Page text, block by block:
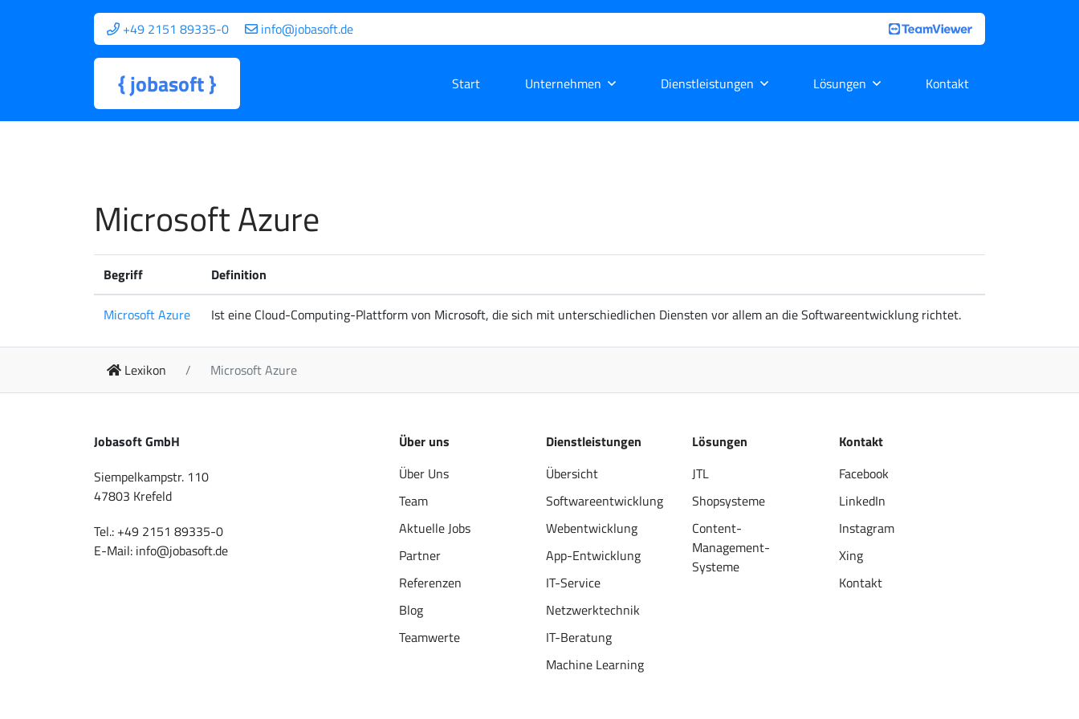
+49 2151 89335-0 info@jobasoft.de
{jobasoft} Start Unternehmen Dienstleistungen Lösungen Kontakt
Microsoft Azure
Begriff Definition
Microsoft Azure Ist eine Cloud-Computing-Plattform von Microsoft, die sich mit unterschiedlichen Diensten vor allem an die Softwareentwicklung richtet.
Lexikon Microsoft Azure
Jobasoft GmbH
Siempelkampstr. 110
47803 Krefeld
Tel.: +49 2151 89335-0
E-Mail: info@jobasoft.de
Über uns
Über Uns
Team
Aktuelle Jobs
Partner
Referenzen
Blog
Teamwerte
Dienstleistungen
Übersicht
Softwareentwicklung
Webentwicklung
App-Entwicklung
IT-Service
Netzwerktechnik
IT-Beratung
Machine Learning
Lösungen
JTL
Shopsysteme
Content-
Management-
Systeme
Kontakt
Facebook
LinkedIn
Instagram
Xing
Kontakt